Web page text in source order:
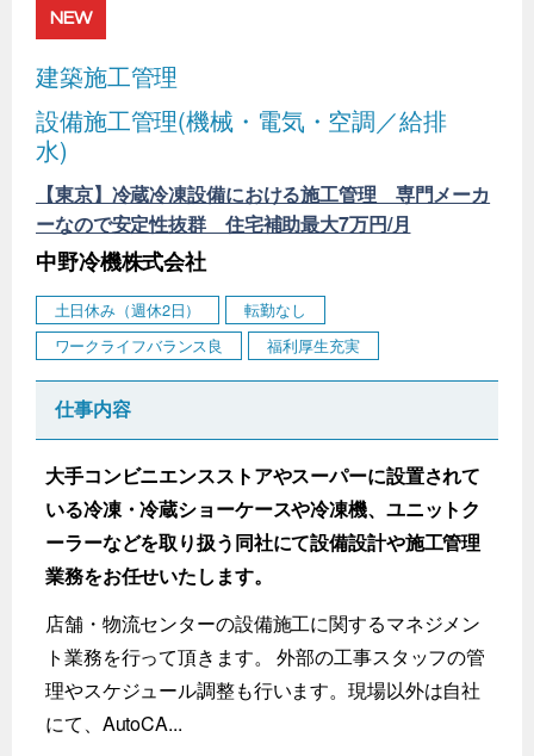
NEW
建築施工管理
設備施工管理(機械・電気・空調／給排
水)
【東京】冷蔵冷凍設備における施工管理 専門メーカ
ーなので安定性抜群 住宅補助最大7万円/月
中野冷機株式会社
土日休み（週休2日）
転勤なし
ワークライフバランス良
福利厚生充実
仕事内容
大手コンビニエンスストアやスーパーに設置されて
いる冷凍・冷蔵ショーケースや冷凍機、ユニットク
ーラーなどを取り扱う同社にて設備設計や施工管理
業務をお任せいたします。
店舗・物流センターの設備施工に関するマネジメン
ト業務を行って頂きます。 外部の工事スタッフの管
理やスケジュール調整も行います。現場以外は自社
にて、AutoCA...